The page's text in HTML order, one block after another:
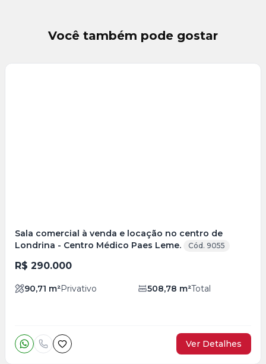
Você também pode gostar
Sala comercial à venda e locação no centro de
Londrina - Centro Médico Paes Leme.
Cód. 9055
R$ 290.000
90,71 m²Privativo 508,78 m²Total
Ver Detalhes